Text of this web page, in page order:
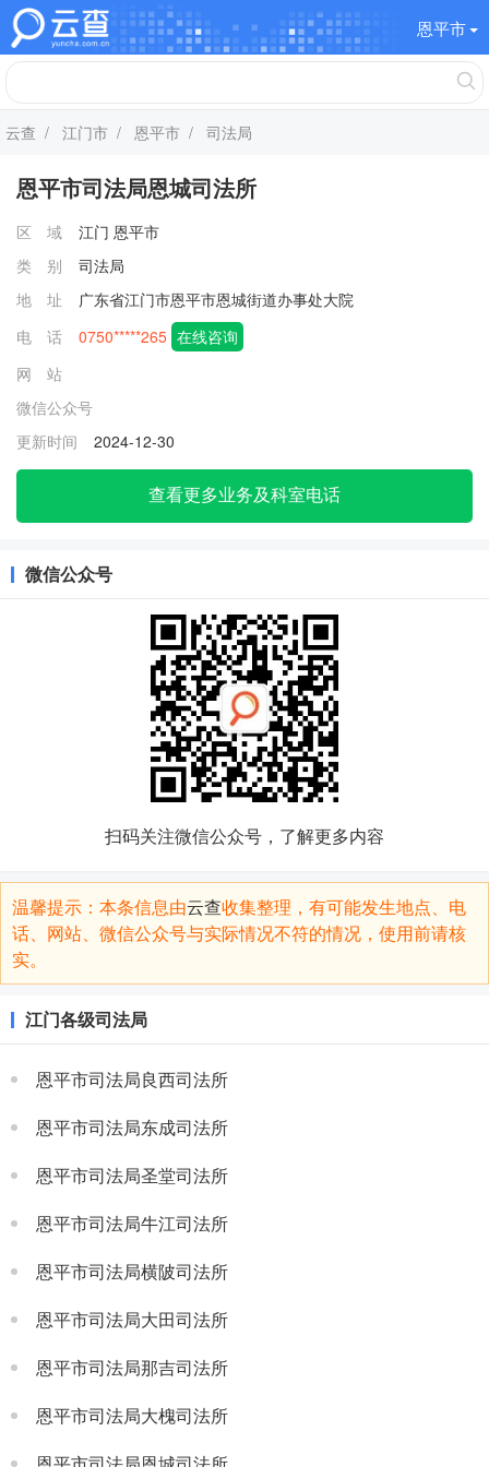
恩平市
云查 / 江门市 / 恩平市 / 司法局
恩平市司法局恩城司法所
区 域 江门 恩平市
类 别
司法局
地 址
广东省江门市恩平市恩城街道办事处大院
电 话
0750*****265 在线咨询
网 站
微信公众号
更新时间
2024-12-30
查看更多业务及科室电话
微信公众号
扫码关注微信公众号，了解更多内容
温馨提示：本条信息由云查收集整理，有可能发生地点、电
话、网站、微信公众号与实际情况不符的情况，使用前请核
实。
江门各级司法局
恩平市司法局良西司法所
恩平市司法局东成司法所
恩平市司法局圣堂司法所
恩平市司法局牛江司法所
恩平市司法局横陂司法所
恩平市司法局大田司法所
恩平市司法局那吉司法所
恩平市司法局大槐司法所